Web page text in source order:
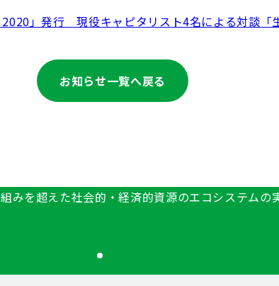
」発行 現役キャピタリスト4名による対談「
お知らせ一覧へ戻る
みを超えた社会的・経済的資源のエコシステムの